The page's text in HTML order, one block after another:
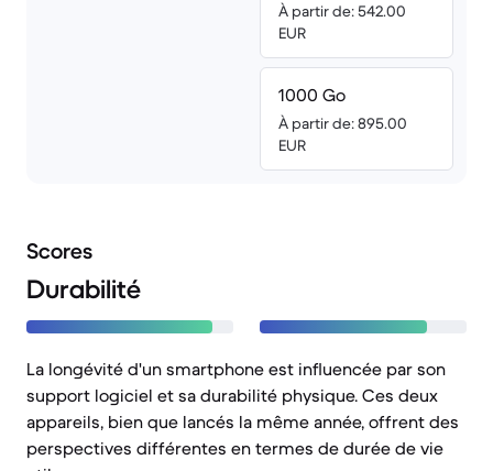
À partir de: 542.00
EUR
1000 Go
À partir de: 895.00
EUR
Scores
Durabilité
La longévité d'un smartphone est influencée par son
support logiciel et sa durabilité physique. Ces deux
appareils, bien que lancés la même année, offrent des
perspectives différentes en termes de durée de vie